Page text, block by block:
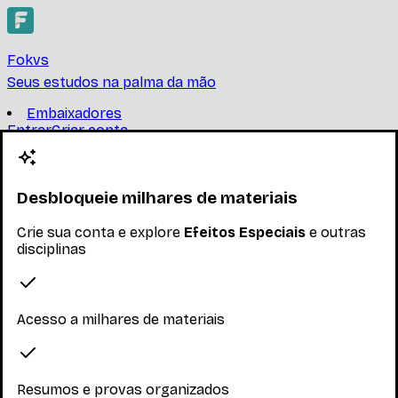
Fokvs
Seus estudos na palma da mão
Embaixadores
EntrarCriar conta
Criar conta
Efeitos Especiais
UNIVERSIDADE FEDERAL DE SANTA CATARINA
Ler mais
Nenhum inscrito ainda
Materiais
Explore os materiais disponíveis
Desbloqueie milhares de materiais
Crie sua conta e explore Efeitos Especiais e outras
disciplinas
Acesso a milhares de materiais
Resumos e provas organizados